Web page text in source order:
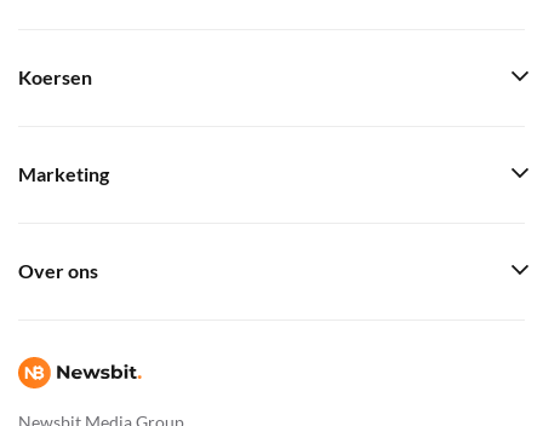
Newsbit Media Group
Koersen
Marketing
Over ons